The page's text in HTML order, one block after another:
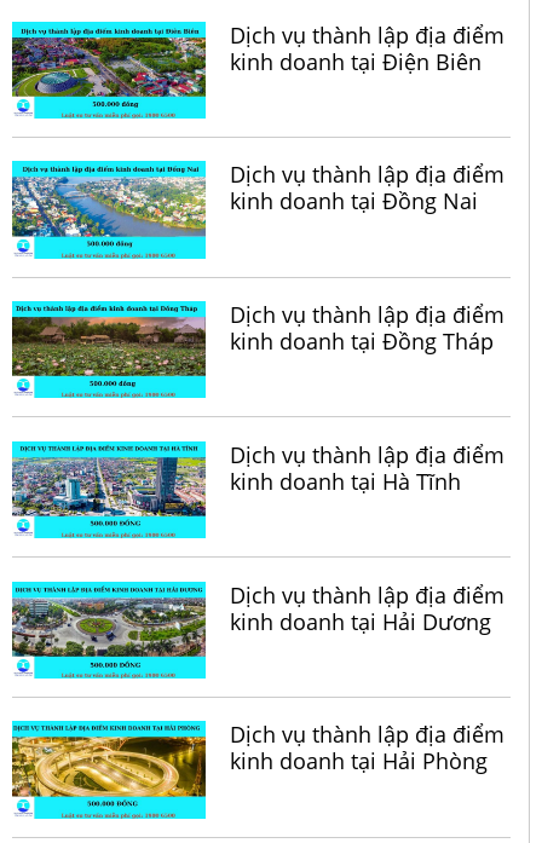
Dịch vụ thành lập địa điểm
kinh doanh tại Điện Biên
Dịch vụ thành lập địa điểm
kinh doanh tại Đồng Nai
Dịch vụ thành lập địa điểm
kinh doanh tại Đồng Tháp
Dịch vụ thành lập địa điểm
kinh doanh tại Hà Tĩnh
Dịch vụ thành lập địa điểm
kinh doanh tại Hải Dương
Dịch vụ thành lập địa điểm
kinh doanh tại Hải Phòng